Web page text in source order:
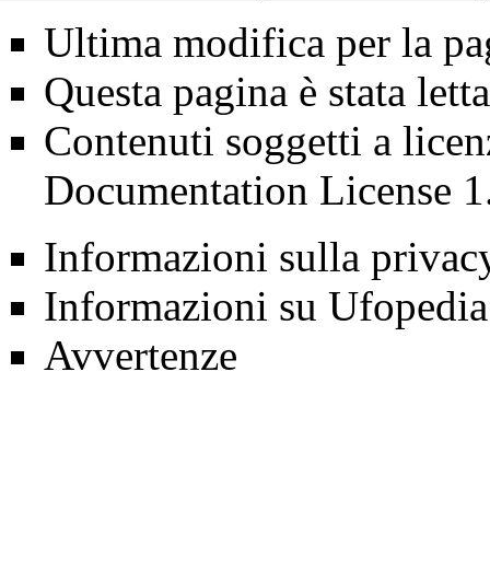
Ultima modifica per la
Questa pagina è stata
Contenuti soggetti a
Documentation License
Informazioni sulla
Informazioni su Ufopedia
Avvertenze